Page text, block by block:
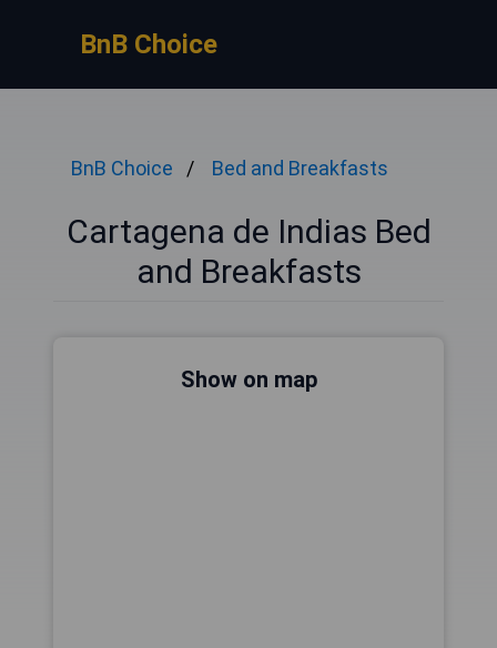
BnB Choice
BnB Choice Bed and Breakfasts
Cartagena de Indias Bed
and Breakfasts
Show on map